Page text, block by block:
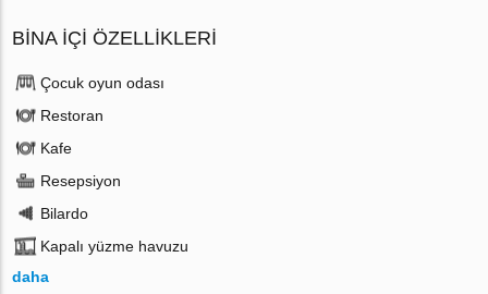
BINA İÇI ÖZELLIKLERI
Çocuk oyun odası
Restoran
Kafe
Resepsiyon
Bilardo
Kapalı yüzme havuzu
daha